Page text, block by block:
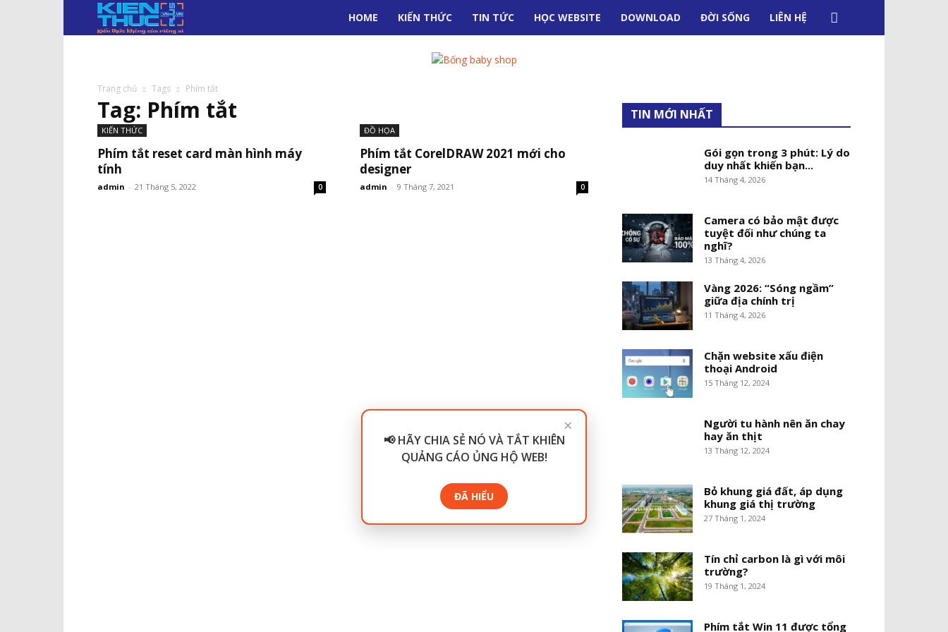
KIẾN
PLUS.VN
HOME KIẾN THỨC TIN TỨC HỌC WEBSITE DOWNLOAD ĐỜI SỐNG LIÊN HỆ
Trang chủ Tags Phím tắt
Tag: Phím tắt
KIẾN THỨC
Phím tắt reset card màn hình máy
tính
admin - 21 Tháng 5, 2022 0
ĐỒ HỌA
Phím tắt CorelDRAW 2021 mới cho
designer
admin - 9 Tháng 7, 2021 0
TIN MỚI NHẤT
Gói gọn trong 3 phút: Lý do
duy nhất khiến bạn...
14 Tháng 4, 2026
Camera có bảo mật được
tuyệt đối như chúng ta
nghĩ?
13 Tháng 4, 2026
Vàng 2026: “Sóng ngầm”
giữa địa chính trị
11 Tháng 4, 2026
Chặn website xấu điện
thoại Android
15 Tháng 12, 2024
Người tu hành nên ăn chay
hay ăn thịt
13 Tháng 12, 2024
Bỏ khung giá đất, áp dụng
khung giá thị trường
27 Tháng 1, 2024
Tín chỉ carbon là gì với môi
trường?
19 Tháng 1, 2024
Phím tắt Win 11 được tổng
×
📢 HÃY CHIA SẺ NÓ VÀ TẮT KHIÊN
QUẢNG CÁO ỦNG HỘ WEB!
ĐÃ HIỂU